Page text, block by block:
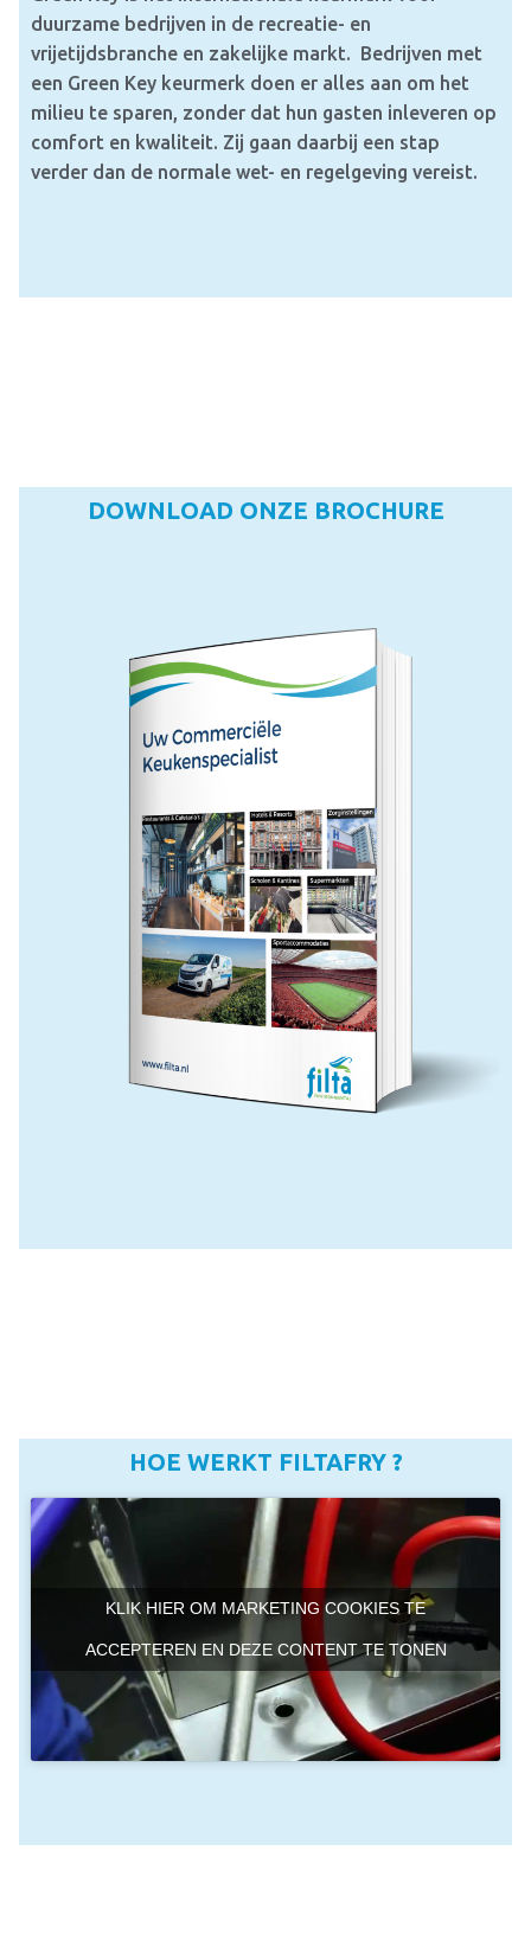
duurzame bedrijven in de recreatie- en
vrijetijdsbranche en zakelijke markt. Bedrijven met
een Green Key keurmerk doen er alles aan om het
milieu te sparen, zonder dat hun gasten inleveren op
comfort en kwaliteit. Zij gaan daarbij een stap
verder dan de normale wet- en regelgeving vereist.
DOWNLOAD ONZE BROCHURE
HOE WERKT FILTAFRY ?
KLIK HIER OM MARKETING COOKIES TE
ACCEPTEREN EN DEZE CONTENT TE TONEN